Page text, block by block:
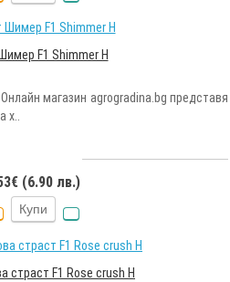
F1 Shimmer H
магазин agrogradina.bg представя
х..
(6.90 лв.)
Купи
страст F1 Rose crush H